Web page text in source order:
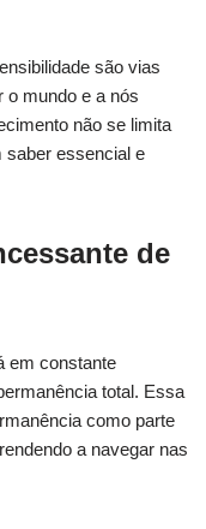
são vias
o mundo e a nós
não se limita
saber essencial e
de
em constante
total. Essa
como parte
a navegar nas